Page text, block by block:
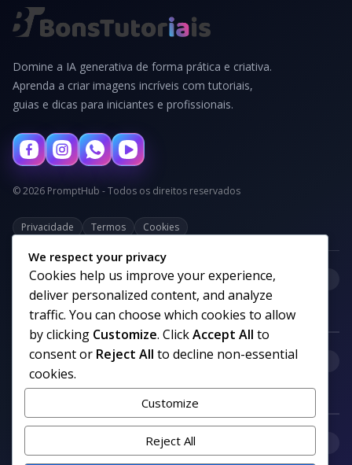
Domine a IA generativa de forma prática e criativa.
Aprenda a criar imagens incríveis com tutoriais,
guias e dicas para iniciantes e profissionais.
© 2026 PromptHub - Todos os direitos reservados
Privacidade Termos Cookies
Categorias
Links uteis
We respect your privacy
Cookies help us improve your experience,
deliver personalized content, and analyze
traffic. You can choose which cookies to allow
by clicking Customize. ClickAccept All to
consent or Reject All to decline non-essential
cookies.
Customize
Reject All